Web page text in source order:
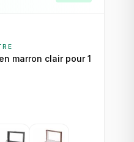
marron clair pour 1